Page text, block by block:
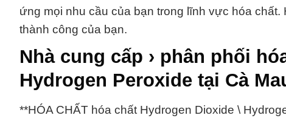
ứng mọi nhu cầu của bạn trong lĩnh vực hóa
thành công của bạn.
Nhà cung cấp › phân phối
Hydrogen Peroxide tại Cà
**HÓA CHẤT hóa chất Hydrogen Dioxide \